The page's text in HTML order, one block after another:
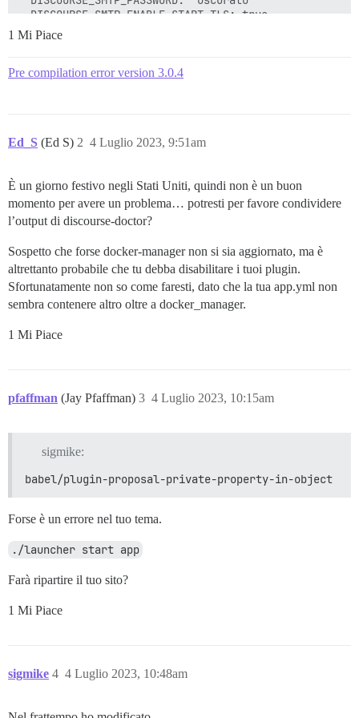
bootstrap fallito con codice di uscita 1
./discourse-doctor potrebbe aiutare a diagnosticare
  DISCOURSE_SMTP_ENABLE_START_TLS: true
  LETSENCRYPT_ACCOUNT_EMAIL: "oscurato"
  DISCOURSE_MAXMIND_LICENSE_KEY: "oscurato"
  - volume:
hooks:
  after_code:
    - exec:
        cd: $home/plugins
        cmd:
          - mkdir -p plugins
- git clone https://github.com/discourse/
  - exec: echo "Inizio dei comandi personalizzati"
1 Mi Piace
Pre compilation error version 3.0.4
Ed_S (Ed S) 4 Luglio 2023, 9:51am
2
È un giorno festivo negli Stati Uniti, quindi non è un buon
momento per avere un problema… potresti per favore condividere
l’output di discourse-doctor?
Sospetto che forse docker-manager non si sia aggiornato, ma è
altrettanto probabile che tu debba disabilitare i tuoi plugin.
Sfortunatamente non so come faresti, dato che la tua app.yml non
sembra contenere altro oltre a docker_manager.
1 Mi Piace
pfaffman (Jay Pfaffman) 4 Luglio 2023, 10:15am
3
sigmike:
babel/plugin-proposal-private-property-in-object
Forse è un errore nel tuo tema.
./launcher start app
Farà ripartire il tuo sito?
1 Mi Piace
sigmike 4 Luglio 2023, 10:48am
4